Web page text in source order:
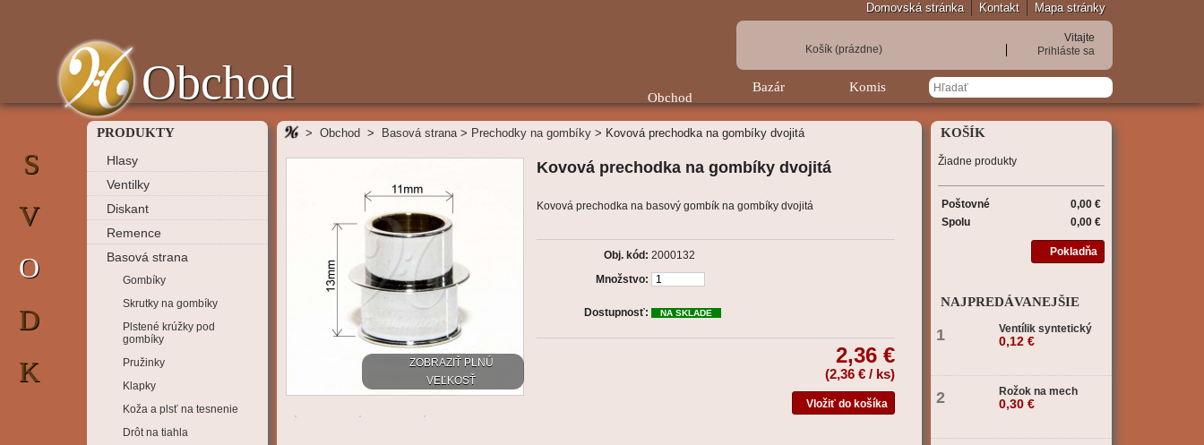
Obchod
Domovská stránka Kontakt Mapa stránky
Vitajte
Prihláste sa
Košík (prázdne)
Komis
Bazár
Obchod
PRODUKTY
Hlasy
Ventilky
Diskant
Remence
Basová strana
Gombíky
Skrutky na gombíky
Plstené krúžky pod
gombíky
Pružinky
Klapky
Koža a plsť na tesnenie
Drôt na tiahla
S
V
O
D
K
> Obchod > Basová strana > Prechodky na gombíky > Kovová prechodka na gombíky dvojitá
ZOBRAZIŤ PLNÚ
VEĽKOSŤ
Kovová prechodka na gombíky dvojitá
Kovová prechodka na basový gombík na gombíky dvojitá
Obj. kód: 2000132
Množstvo:
Dostupnosť: NA SKLADE
2,36 €
(2,36 € / ks)
KOŠÍK
Žiadne produkty
0,00 €
Poštovné
0,00 €
Spolu
Pokladňa
NAJPREDÁVANEJŠIE
1 Ventílik syntetický
0,12 €
2 Rožok na mech
0,30 €